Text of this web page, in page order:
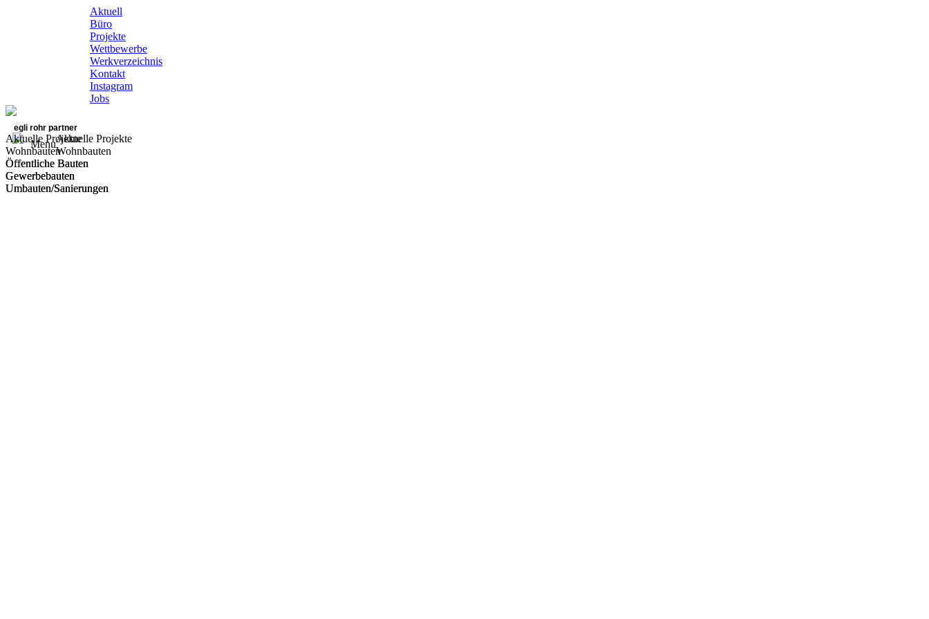
Aktuell
Büro
Projekte
Wettbewerbe
Werkverzeichnis
Kontakt
Instagram
Jobs
egli rohr partner
Menu
Aktuelle Projekte
Wohnbauten
Öffentliche Bauten
Gewerbebauten
Umbauten/Sanierungen
Aktuelle Projekte
Wohnbauten
Öffentliche Bauten
Gewerbebauten
Umbauten/Sanierungen